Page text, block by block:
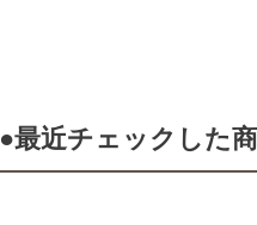
●最近チェックした